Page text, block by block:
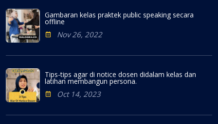
Gambaran kelas praktek public speaking secara
offline
Nov 26, 2022
Tips-tips agar di notice dosen didalam kelas dan
latihan membangun persona.
Oct 14, 2023